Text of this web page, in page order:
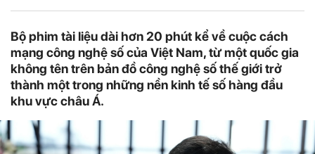
Bộ phim tài liệu dài hơn 20 phút kể về cuộc cách
mạng công nghệ số của Việt Nam, từ một quốc gia
không tên trên bản đồ công nghệ số thế giới trở
thành một trong những nền kinh tế số hàng đầu
khu vực châu Á.